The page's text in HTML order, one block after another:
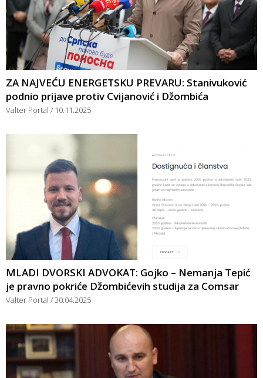
ZA NAJVEĆU ENERGETSKU PREVARU: Stanivuković
podnio prijave protiv Cvijanović i Džombića
Valter Portal 10.11.2025
MLADI DVORSKI ADVOKAT: Gojko – Nemanja Tepić
je pravno pokriće Džombićevih studija za Comsar
Valter Portal 30.04.2025